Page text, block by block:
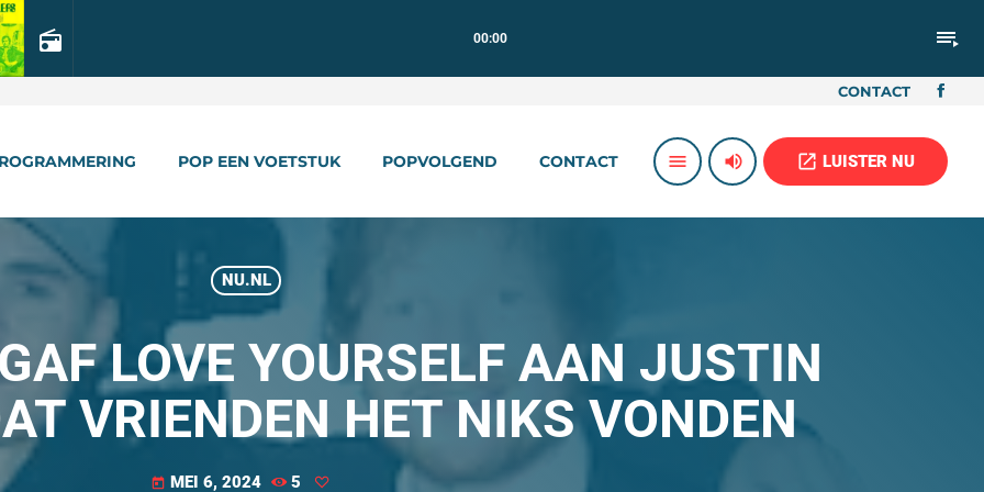
radio 00:00 playlist_play
CONTACT
POP EEN VOETSTUK POPVOLGEND CONTACT menu volume_up open_in_new LUISTER NU
NU.NL
LOVE YOURSELF AAN JUSTIN
VRIENDEN HET NIKS VONDEN
today MEI 6, 2024 5